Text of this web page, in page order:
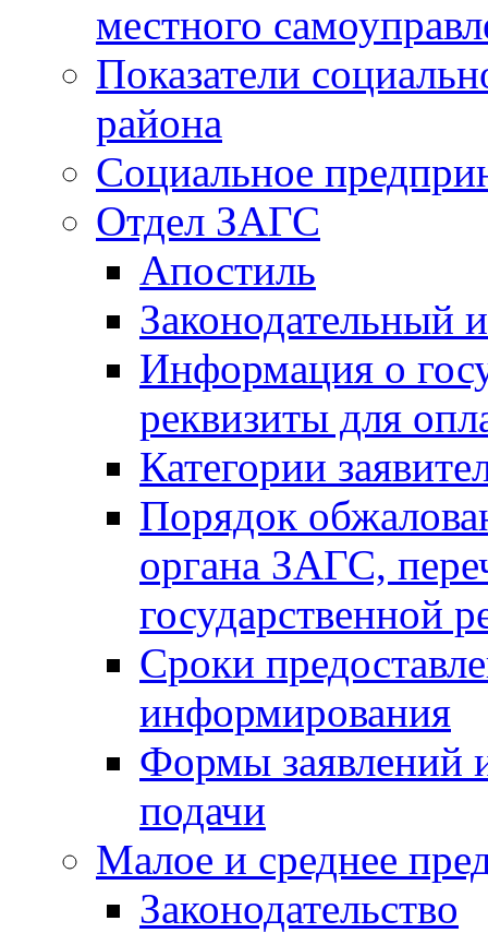
местного
Показатели
района
Социальное
Отдел ЗАГС
Апостиль
Законодательный
Информация о
реквизиты для
Категории
Порядок
органа ЗАГС,
государственной
Сроки
информирования
Формы заявлений
подачи
Малое и среднее
Законодательство